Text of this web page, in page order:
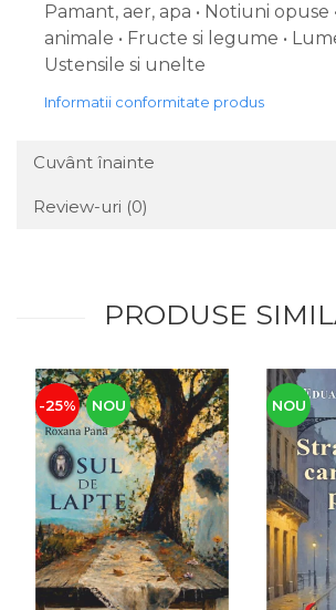
Pamant, aer, apa • Notiuni opuse
animale • Fructe si legume •
Ustensile si unelte
Informatii conformitate produs
Cuvânt înainte
Review-uri (0)
PRODUSE
-25% NOU NOU